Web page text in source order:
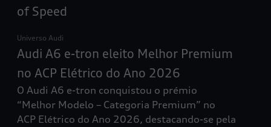
of Speed
Universo Audi
Audi A6 e-tron eleito Melhor Premium
no ACP Elétrico do Ano 2026
O Audi A6 e-tron conquistou o prémio
“Melhor Modelo – Categoria Premium” no
ACP Elétrico do Ano 2026, destacando-se pela